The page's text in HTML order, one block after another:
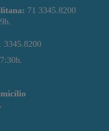
71 3345.8200
3345.8200